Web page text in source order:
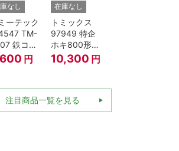
なし
ーテック
TM-
鉄コレ
ユニット
車用
円
在庫なし
トミックス
97949 特企
ホキ800形貨
車 ＪＲ東日本
仕様タイプ 8
ージ
10,300 円
注目商品一覧を見る